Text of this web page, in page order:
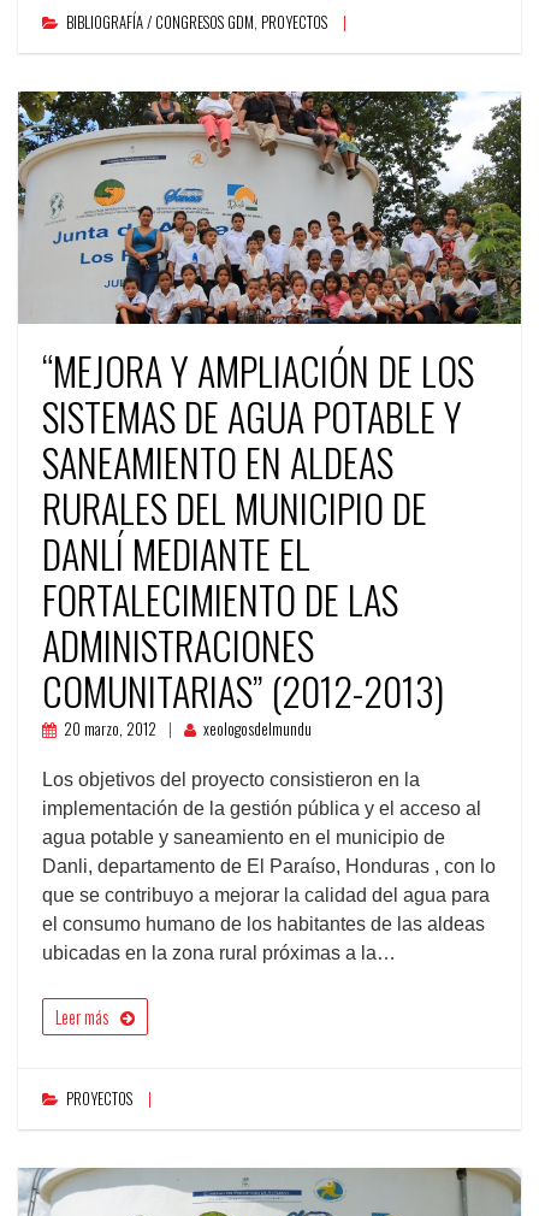
BIBLIOGRAFÍA / CONGRESOS GDM, PROYECTOS
“MEJORA Y AMPLIACIÓN DE LOS
SISTEMAS DE AGUA POTABLE Y
SANEAMIENTO EN ALDEAS
RURALES DEL MUNICIPIO DE
DANLÍ MEDIANTE EL
FORTALECIMIENTO DE LAS
ADMINISTRACIONES
COMUNITARIAS” (2012-2013)
20 marzo, 2012 xeologosdelmundu
Los objetivos del proyecto consistieron en la
implementación de la gestión pública y el acceso al
agua potable y saneamiento en el municipio de
Danli, departamento de El Paraíso, Honduras , con lo
que se contribuyo a mejorar la calidad del agua para
el consumo humano de los habitantes de las aldeas
ubicadas en la zona rural próximas a la…
Leer más
PROYECTOS